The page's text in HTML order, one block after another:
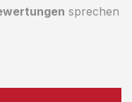
sprechen